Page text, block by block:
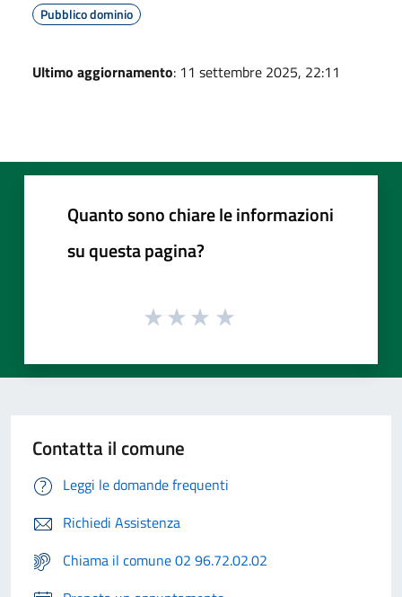
Pubblico dominio
Ultimo aggiornamento: 11 settembre 2025, 22:11
Quanto sono chiare le informazioni
su questa pagina?
Contatta il comune
Leggi le domande frequenti
Richiedi Assistenza
Chiama il comune 02 96.72.02.02